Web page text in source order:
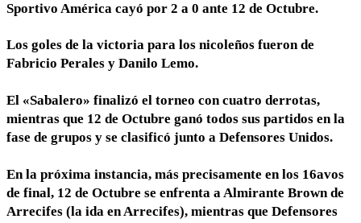
Sportivo América cayó por 2 a 0 ante 12 de Octubre.
Los goles de la victoria para los nicoleños fueron de
Fabricio Perales y Danilo Lemo.
El «Sabalero» finalizó el torneo con cuatro derrotas,
mientras que 12 de Octubre ganó todos sus partidos en la
fase de grupos y se clasificó junto a Defensores Unidos.
En la próxima instancia, más precisamente en los 16avos
de final, 12 de Octubre se enfrenta a Almirante Brown de
Arrecifes (la ida en Arrecifes), mientras que Defensores